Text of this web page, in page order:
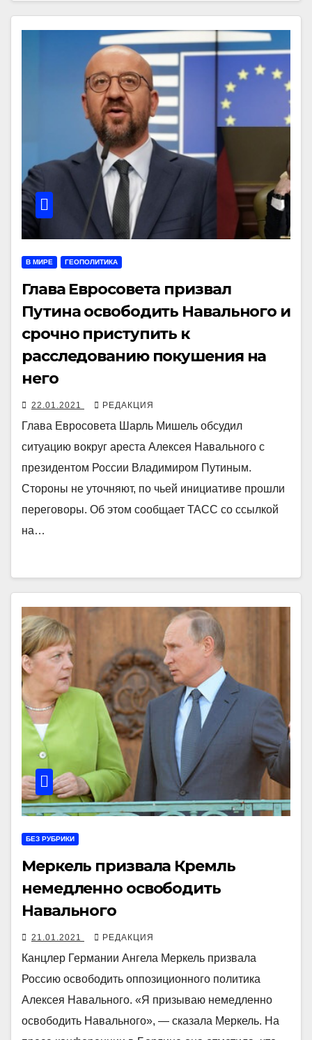
В МИРЕ ГЕОПОЛИТИКА
Глава Евросовета призвал
Путина освободить Навального и
срочно приступить к
расследованию покушения на
него
22.01.2021 РЕДАКЦИЯ
Глава Евросовета Шарль Мишель обсудил
ситуацию вокруг ареста Алексея Навального с
президентом России Владимиром Путиным.
Стороны не уточняют, по чьей инициативе прошли
переговоры. Об этом сообщает ТАСС со ссылкой
на…
БЕЗ РУБРИКИ
Меркель призвала Кремль
немедленно освободить
Навального
21.01.2021 РЕДАКЦИЯ
Канцлер Германии Ангела Меркель призвала
Россию освободить оппозиционного политика
Алексея Навального. «Я призываю немедленно
освободить Навального», — сказала Меркель. На